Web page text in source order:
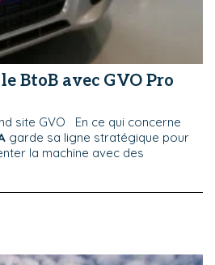
BtoB avec GVO Pro
site GVO En ce qui concerne
garde sa ligne stratégique pour
la machine avec des